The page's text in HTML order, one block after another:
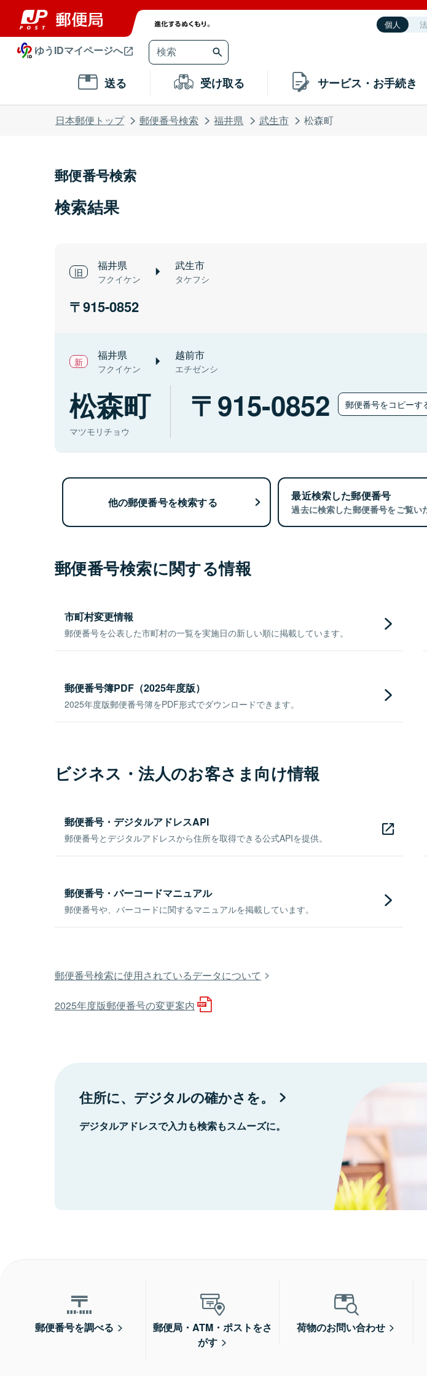
個人
ゆうIDマイページへ
送る 受け取る サービス・お手続き
日本郵便トップ 郵便番号検索 福井県 武生市 松森町
郵便番号検索
検索結果
福井県
フクイケン
武生市
タケフシ
915-0852
福井県
フクイケン
越前市
エチゼンシ
松森町
マツモリチョウ
915-0852 郵便番号をコピーす
他の郵便番号を検索する 最近検索した郵便番号
過去に検索した郵便番号をご覧い
郵便番号検索に関する情報
市町村変更情報
郵便番号を公表した市町村の一覧を実施日の新しい順に掲載しています。
郵便番号簿PDF（2025年度版）
2025年度版郵便番号簿をPDF形式でダウンロードできます。
ビジネス・法人のお客さま向け情報
郵便番号・デジタルアドレスAPI
郵便番号とデジタルアドレスから住所を取得できる公式APIを提供。
郵便番号・バーコードマニュアル
郵便番号や、バーコードに関するマニュアルを掲載しています。
郵便番号検索に使用されているデータについて
2025年度版郵便番号の変更案内
住所に、デジタルの確かさを。
デジタルアドレスで入力も検索もスムーズに。
郵便番号を調べる
郵便局・ATM・ポストをさ
がす
荷物のお問い合わせ